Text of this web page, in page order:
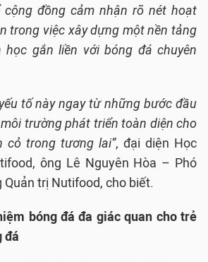
đồng cảm nhận rõ nét hoạt
trong việc xây dựng một nền tảng
học gắn liền với bóng đá chuyên
tố này ngay từ những bước đầu
trường phát triển toàn diện cho
cỏ trong tương lai”, đại diện Học
ông Lê Nguyên Hòa – Phó
Quản trị Nutifood, cho biết.
bóng đá đa giác quan cho trẻ
đá